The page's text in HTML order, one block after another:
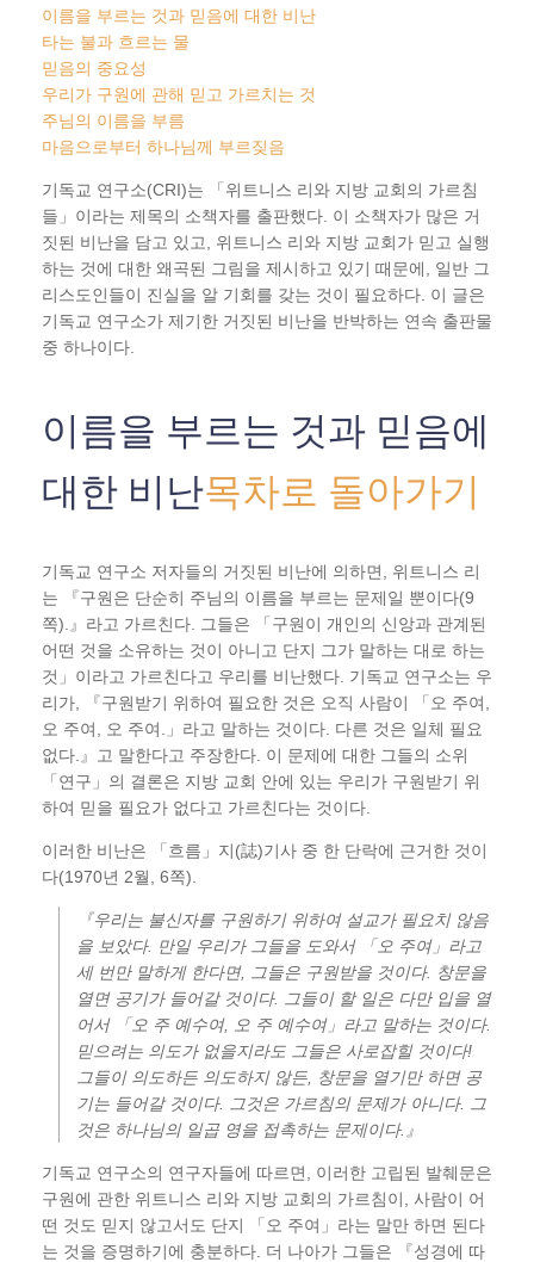
이름을 부르는 것과 믿음에 대한 비난
타는 불과 흐르는 물
믿음의 중요성
우리가 구원에 관해 믿고 가르치는 것
주님의 이름을 부름
마음으로부터 하나님께 부르짖음
기독교 연구소(CRI)는 「위트니스 리와 지방 교회의 가르침
들」이라는 제목의 소책자를 출판했다. 이 소책자가 많은 거
짓된 비난을 담고 있고, 위트니스 리와 지방 교회가 믿고 실행
하는 것에 대한 왜곡된 그림을 제시하고 있기 때문에, 일반 그
리스도인들이 진실을 알 기회를 갖는 것이 필요하다. 이 글은
기독교 연구소가 제기한 거짓된 비난을 반박하는 연속 출판물
중 하나이다.
이름을 부르는 것과 믿음에
대한 비난목차로 돌아가기
기독교 연구소 저자들의 거짓된 비난에 의하면, 위트니스 리
는 『구원은 단순히 주님의 이름을 부르는 문제일 뿐이다(9
쪽).』라고 가르친다. 그들은 「구원이 개인의 신앙과 관계된
어떤 것을 소유하는 것이 아니고 단지 그가 말하는 대로 하는
것」이라고 가르친다고 우리를 비난했다. 기독교 연구소는 우
리가, 『구원받기 위하여 필요한 것은 오직 사람이 「오 주여,
오 주여, 오 주여.」라고 말하는 것이다. 다른 것은 일체 필요
없다.』고 말한다고 주장한다. 이 문제에 대한 그들의 소위
「연구」의 결론은 지방 교회 안에 있는 우리가 구원받기 위
하여 믿을 필요가 없다고 가르친다는 것이다.
이러한 비난은 「흐름」지(誌)기사 중 한 단락에 근거한 것이
다(1970년 2월, 6쪽).
『우리는 불신자를 구원하기 위하여 설교가 필요치 않음
을 보았다. 만일 우리가 그들을 도와서 「오 주여」라고
세 번만 말하게 한다면, 그들은 구원받을 것이다. 창문을
열면 공기가 들어갈 것이다. 그들이 할 일은 다만 입을 열
어서 「오 주 예수여, 오 주 예수여」라고 말하는 것이다.
믿으려는 의도가 없을지라도 그들은 사로잡힐 것이다!
그들이 의도하든 의도하지 않든, 창문을 열기만 하면 공
기는 들어갈 것이다. 그것은 가르침의 문제가 아니다. 그
것은 하나님의 일곱 영을 접촉하는 문제이다.』
기독교 연구소의 연구자들에 따르면, 이러한 고립된 발췌문은
구원에 관한 위트니스 리와 지방 교회의 가르침이, 사람이 어
떤 것도 믿지 않고서도 단지 「오 주여」라는 말만 하면 된다
는 것을 증명하기에 충분하다. 더 나아가 그들은 『성경에 따